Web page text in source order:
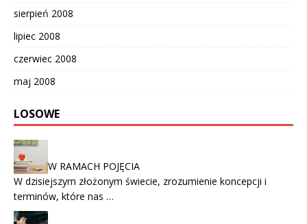
sierpień 2008
lipiec 2008
czerwiec 2008
maj 2008
LOSOWE
W RAMACH POJĘCIA
W dzisiejszym złożonym świecie, zrozumienie koncepcji i
terminów, które nas …